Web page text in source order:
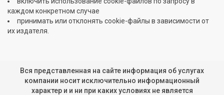
каждом конкретном случае
принимать или отклонять cookie-файлы в зависимости от
их издателя.
Вся представленная на сайте информация об услугах
компании носит исключительно информационный
характер и и ни при каких условиях не является